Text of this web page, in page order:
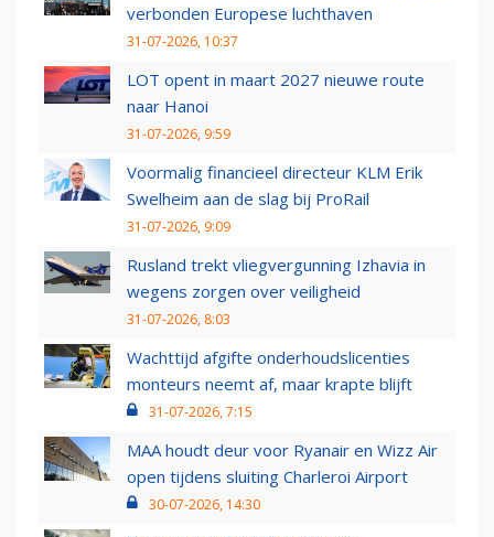
verbonden Europese luchthaven
31-07-2026, 10:37
LOT opent in maart 2027 nieuwe route
naar Hanoi
31-07-2026, 9:59
Voormalig financieel directeur KLM Erik
Swelheim aan de slag bij ProRail
31-07-2026, 9:09
Rusland trekt vliegvergunning Izhavia in
wegens zorgen over veiligheid
31-07-2026, 8:03
Wachttijd afgifte onderhoudslicenties
monteurs neemt af, maar krapte blijft
31-07-2026, 7:15
MAA houdt deur voor Ryanair en Wizz Air
open tijdens sluiting Charleroi Airport
30-07-2026, 14:30